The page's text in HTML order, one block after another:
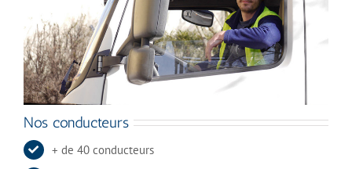
Nos conducteurs
+ de 40 conducteurs